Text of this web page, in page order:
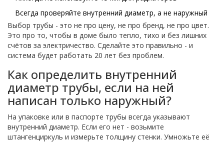
Всегда проверяйте внутренний диаметр, а не наружный
Выбор трубы - это не про цену, не про бренд, не про цвет.
Это про то, чтобы в доме было тепло, тихо и без лишних
счётов за электричество. Сделайте это правильно - и
система будет работать 20 лет без проблем.
Как определить внутренний
диаметр трубы, если на ней
написан только наружный?
На упаковке или в паспорте трубы всегда указывают
внутренний диаметр. Если его нет - возьмите
штангенциркуль и измерьте толщину стенки. Умножьте её